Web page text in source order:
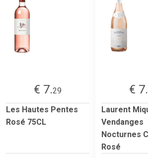
€ 7.29
Les Hautes Pentes
Rosé 75CL
€ 7.
Laurent
Vendanges
Nocturnes
Rosé